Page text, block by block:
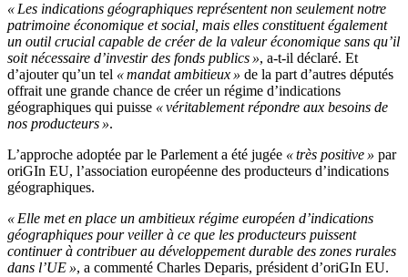
« Les indications géographiques représentent non seulement notre
patrimoine économique et social, mais elles constituent également
un outil crucial capable de créer de la valeur économique sans qu’il
soit nécessaire d’investir des fonds publics », a-t-il déclaré. Et
d’ajouter qu’un tel « mandat ambitieux » de la part d’autres députés
offrait une grande chance de créer un régime d’indications
géographiques qui puisse « véritablement répondre aux besoins de
nos producteurs ».
L’approche adoptée par le Parlement a été jugée « très positive » par
oriGIn EU, l’association européenne des producteurs d’indications
géographiques.
« Elle met en place un ambitieux régime européen d’indications
géographiques pour veiller à ce que les producteurs puissent
continuer à contribuer au développement durable des zones rurales
dans l’UE », a commenté Charles Deparis, président d’oriGIn EU.